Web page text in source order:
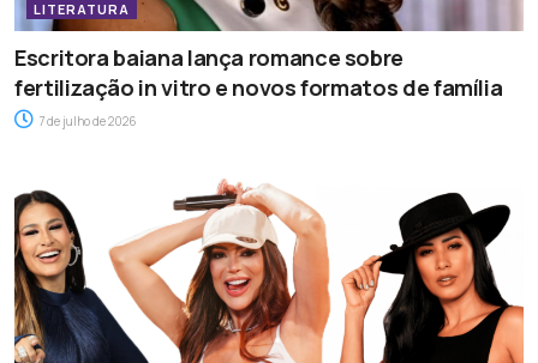
LITERATURA
Escritora baiana lança romance sobre
fertilização in vitro e novos formatos de família
7 de julho de 2026